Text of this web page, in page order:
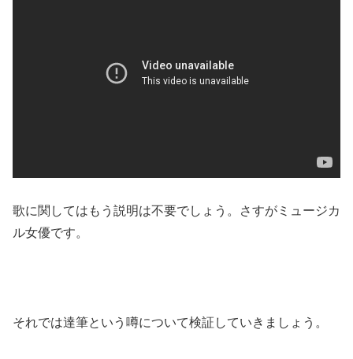
歌に関してはもう説明は不要でしょう。さすがミュージカ
ル女優です。
それでは達筆という噂について検証していきましょう。